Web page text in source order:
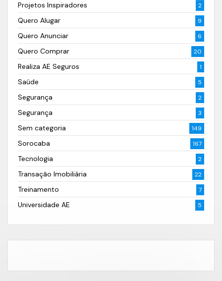
Projetos Inspiradores 2
Quero Alugar 9
Quero Anunciar 6
Quero Comprar 20
Realiza AE Seguros 1
Saúde 5
Segurança 2
Segurança 3
Sem categoria 149
Sorocaba 167
Tecnologia 2
Transação Imobiliária 22
Treinamento 7
Universidade AE 5